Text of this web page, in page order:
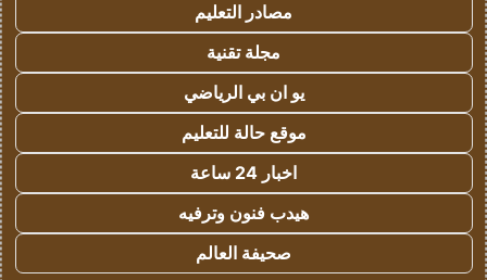
مصادر التعليم
مجلة تقنية
يو ان بي الرياضي
موقع حالة للتعليم
اخبار 24 ساعة
هيدب فنون وترفيه
صحيفة العالم